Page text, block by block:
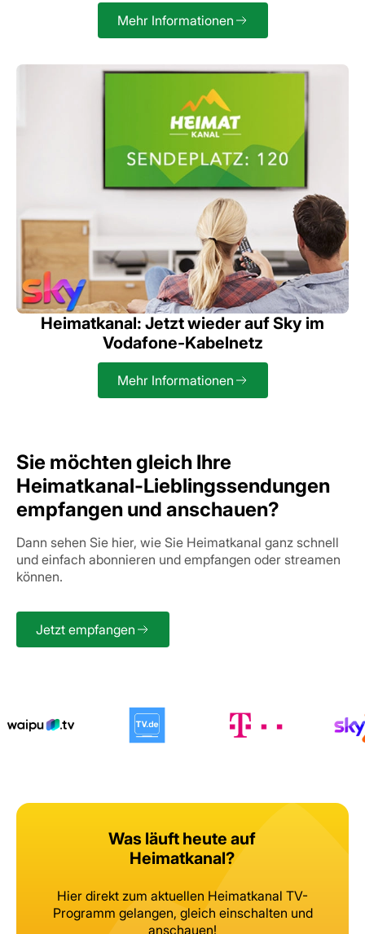
Mehr Informationen
Heimatkanal: Jetzt wieder auf Sky im
Vodafone-Kabelnetz
Mehr Informationen
Sie möchten gleich Ihre
Heimatkanal-Lieblingssendungen
empfangen und anschauen?
Dann sehen Sie hier, wie Sie Heimatkanal ganz schnell
und einfach abonnieren und empfangen oder streamen
können.
Jetzt empfangen
Was läuft heute auf
Heimatkanal?
Hier direkt zum aktuellen Heimatkanal TV-
Programm gelangen, gleich einschalten und
anschauen!